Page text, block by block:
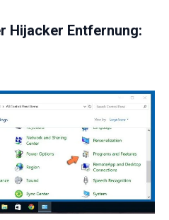
Hijacker Entfernung: